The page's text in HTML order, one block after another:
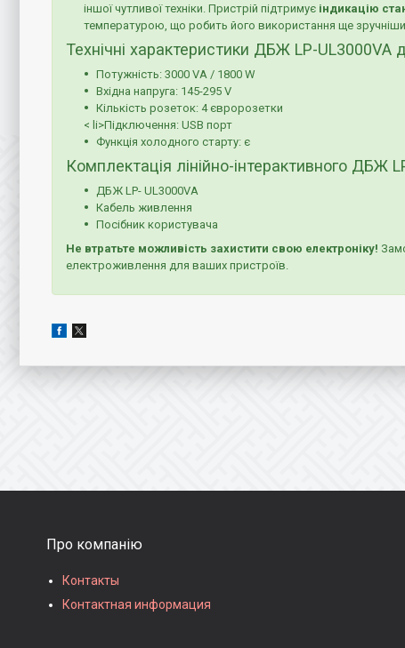
іншої чутливої техніки. Пристрій підтримує індикацію
температурою, що робить його використання ще
Технічні характеристики ДБЖ LP-
Потужність: 3000 VA / 1800 W
Вхідна напруга: 145-295 V
Кількість розеток: 4 євророзетки
< li>Підключення: USB порт
Функція холодного старту: є
Комплектація лінійно-інтерактивного ДБЖ
ДБЖ LP- UL3000VA
Кабель живлення
Посібник користувача
Не втратьте можливість захистити свою електроніку!
електроживлення для ваших пристроїв.
Про компанію
Контакты
Контактная информация